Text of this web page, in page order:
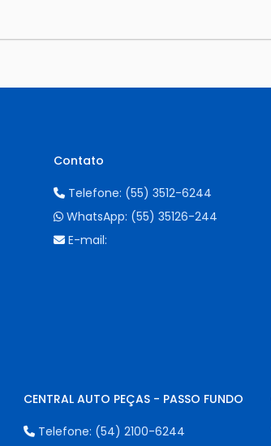
Contato
Telefone: (55) 3512-6244
WhatsApp: (55) 35126-244
E-mail:
CENTRAL AUTO PEÇAS - PASSO FUNDO
Telefone: (54) 2100-6244